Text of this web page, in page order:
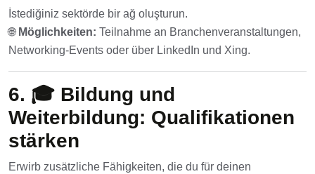
İstediğiniz sektörde bir ağ oluşturun.
🌐 Möglichkeiten: Teilnahme an Branchenveranstaltungen,
Networking-Events oder über LinkedIn und Xing.
6. 🎓 Bildung und
Weiterbildung: Qualifikationen
stärken
Erwirb zusätzliche Fähigkeiten, die du für deinen